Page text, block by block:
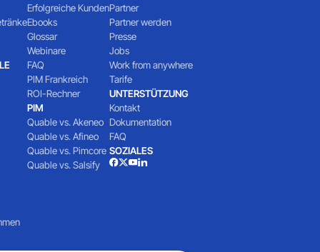
Erfolgreiche Kunden
Ebooks
Glossar
Webinare
FAQ
PIM Frankreich
ROI-Rechner
PIM
Quable vs. Akeneo
Quable vs. Afineo
Quable vs. Pimcore
Quable vs. Salsify
Partner
Partner werden
Presse
Jobs
Work from anywhere
Tarife
UNTERSTÜTZUNG
Kontakt
Dokumentation
FAQ
SOZIALES